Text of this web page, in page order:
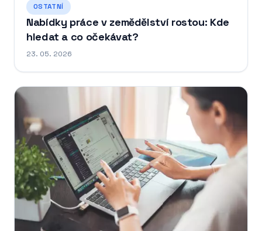
OSTATNÍ
Nabídky práce v zemědělství rostou: Kde
hledat a co očekávat?
23. 05. 2026